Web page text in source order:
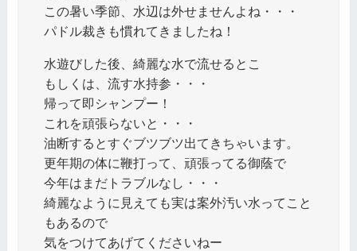
この暑い季節、水辺は外せませんよね・・・
パドル裁きも慣れてきましたね！
水遊びした後、綺麗な水で流せるとこ
もしくは、流す水持参・・・
帰って即シャンプー！
これを頑張らないと・・・
油断するとすぐブツブツ出てきちゃいます。
更年期の体に鞭打って、頑張ってる御蔭で
今年はまだトラブルなし・・・
綺麗なように見えても実は案外汚い水ってこと
もあるので
気をつけてあげてくださいねー